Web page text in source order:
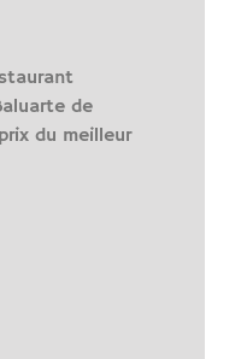
de
du meilleur